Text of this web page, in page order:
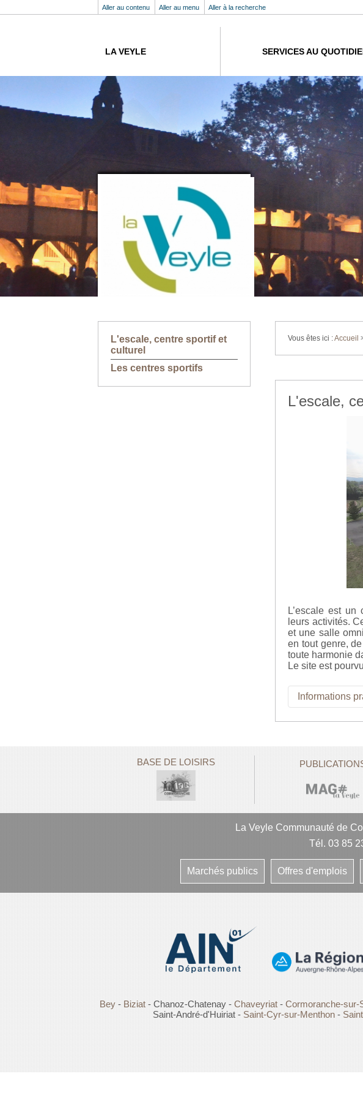
Aller au contenu Aller au menu Aller à la recherche
LA VEYLE SERVICES AU
L'escale, centre sportif et
culturel
Les centres sportifs
Vous êtes ici :Accueil
L'escale,
L’escale est
leurs activités.
et une salle
en tout genre,
toute harmonie
Le site est
Informations
BASE DE LOISIRS
La Veyle Communauté de
Tél. 03 85
Marchés publics Offres d'emplois
Bey- Biziat- Chanoz-Chatenay - Chaveyriat- Cormoranche-sur-
Saint-André-d'Huiriat - Saint-Cyr-sur-Menthon -